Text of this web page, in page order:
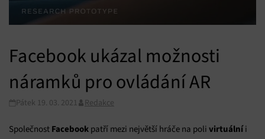
Facebook ukázal možnosti
náramků pro ovládání AR
Pátek 19. 03. 2021 Redakce
Společnost Facebook patří mezi největší hráče na poli virtuálníi